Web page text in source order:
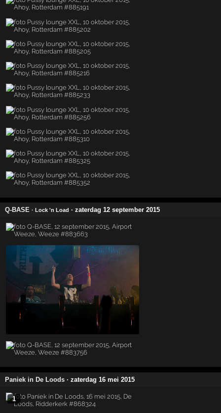
Q-BASE · Lock 'n Load · zaterdag 12 september 2015
Paniek in De Loods · zaterdag 16 mei 2015
1